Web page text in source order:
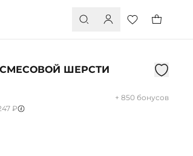
ШЕРСТИ
+ 850 бонусов
₽